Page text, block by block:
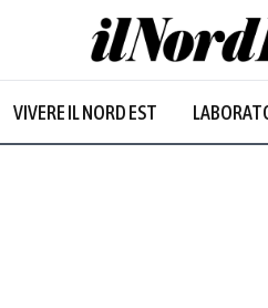
VIVERE IL NORD EST